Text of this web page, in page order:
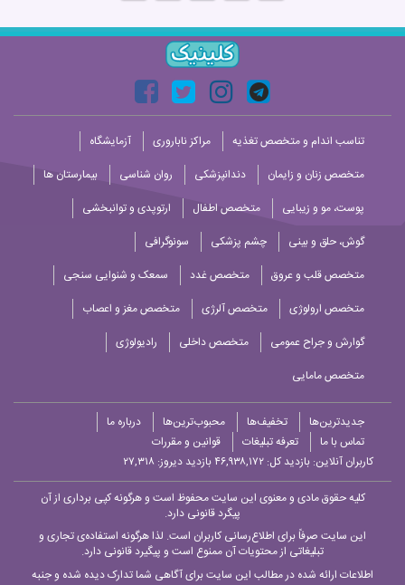
تناسب اندام و متخصص تغذیه مراکز ناباروری
آزمایشگاه
متخصص زنان و زایمان
دندانپزشکی روان شناسی
بیمارستان ها
پوست، مو و زیبایی
متخصص اطفال
ارتوپدی و توانبخشی
گوش، حلق و بینی
چشم پزشکی
سونوگرافی
متخصص قلب و عروق
متخصص غدد
سمعک و شنوایی سنجی
متخصص ارولوژی
متخصص آلرژی
متخصص مغز و اعصاب
گوارش و جراح عمومی
متخصص داخلی
رادیولوژی
متخصص مامایی
جدیدترین‌ها تخفیف‌ها محبوب‌ترین‌ها
درباره ما
تماس با ما
تعرفه تبلیغات
قوانین و مقررات
کاربران آنلاین: بازدید کل: ۴۶,۹۳۸,۱۷۲
بازدید دیروز: ۲۷,۳۱۸
کلیه حقوق مادی و معنوی این سایت محفوظ است و هرگونه کپی برداری از آن
پیگرد قانونی دارد.
این سایت صرفاً برای اطلاع‌رسانی کاربران است. لذا هرگونه استفاده‌ی تجاری و
تبلیغاتی از محتویات آن ممنوع است و پیگیرد قانونی دارد.
اطلاعات ارائه شده در مطالب این سایت برای آگاهی شما تدارک دیده شده و جنبه